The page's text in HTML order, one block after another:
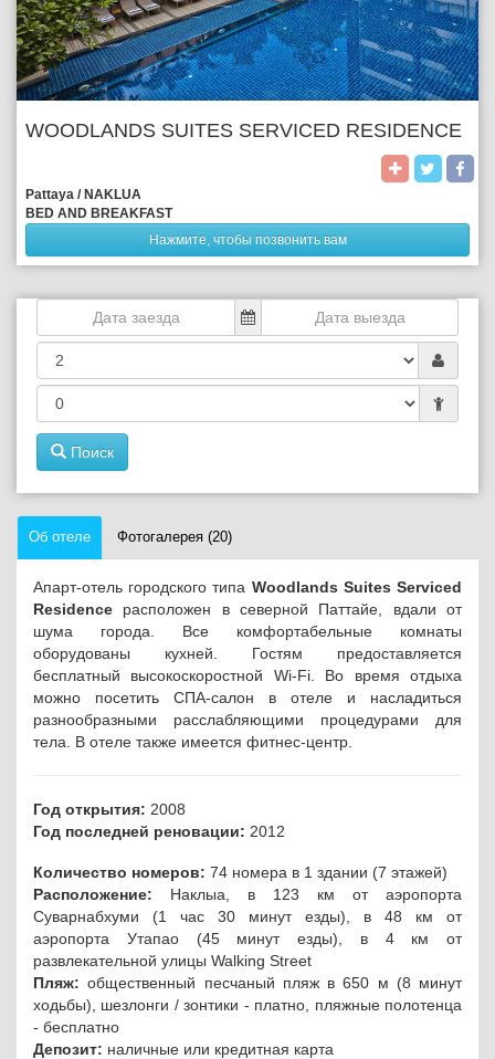
WOODLANDS SUITES SERVICED RESIDENCE
Pattaya / NAKLUA
BED AND BREAKFAST
Нажмите, чтобы позвонить вам
Поиск
Об отеле Фотогалерея (20)
Апарт-отель городского типа Woodlands Suites Serviced
Residence расположен в северной Паттайе, вдали от
шума города. Все комфортабельные комнаты
оборудованы кухней. Гостям предоставляется
бесплатный высокоскоростной Wi-Fi. Во время отдыха
можно посетить СПА-салон в отеле и насладиться
разнообразными расслабляющими процедурами для
тела. В отеле также имеется фитнес-центр.
Год открытия: 2008
Год последней реновации: 2012
Количество номеров: 74 номера в 1 здании (7 этажей)
Расположение: Наклыа, в 123 км от аэропорта
Суварнабхуми (1 час 30 минут езды), в 48 км от
аэропорта Утапао (45 минут езды), в 4 км от
развлекательной улицы Walking Street
Пляж: общественный песчаный пляж в 650 м (8 минут
ходьбы), шезлонги / зонтики - платно, пляжные полотенца
- бесплатно
Депозит: наличные или кредитная карта